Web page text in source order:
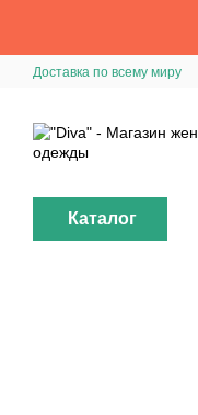
Доставка по всему миру
Каталог